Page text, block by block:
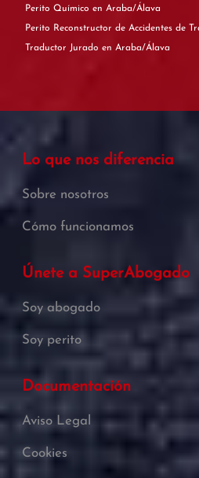
Perito Químico en Araba/Álava
Traductor Jurado en Araba/Álava
Lo que nos diferencia
Sobre nosotros
Cómo funcionamos
Únete a SuperAbogado
Soy abogado
Soy perito
Documentación
Aviso Legal
Cookies